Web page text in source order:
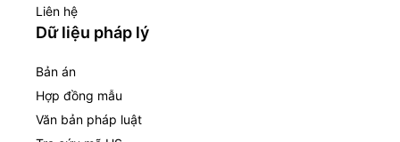
Liên hệ
Dữ liệu pháp lý
Bản án
Hợp đồng mẫu
Văn bản pháp luật